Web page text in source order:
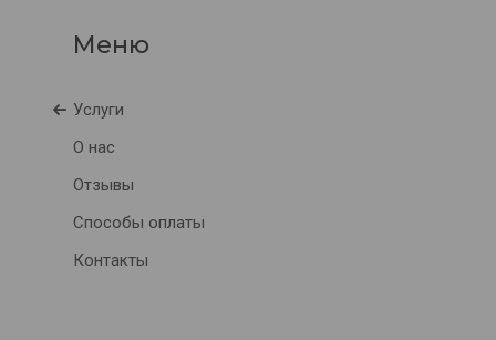
Услуги
О нас
Отзывы
Способы оплаты
Контакты